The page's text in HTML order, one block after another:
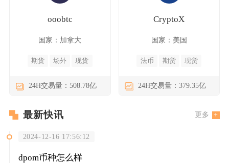
ooobtc
国家：加拿大
期货 场外 现货
24H交易量：508.78亿
CryptoX
国家：美国
法币 期货 现货
24H交易量：379.35亿
最新快讯 更多
2024-12-16 17:56:12
dpom币种怎么样